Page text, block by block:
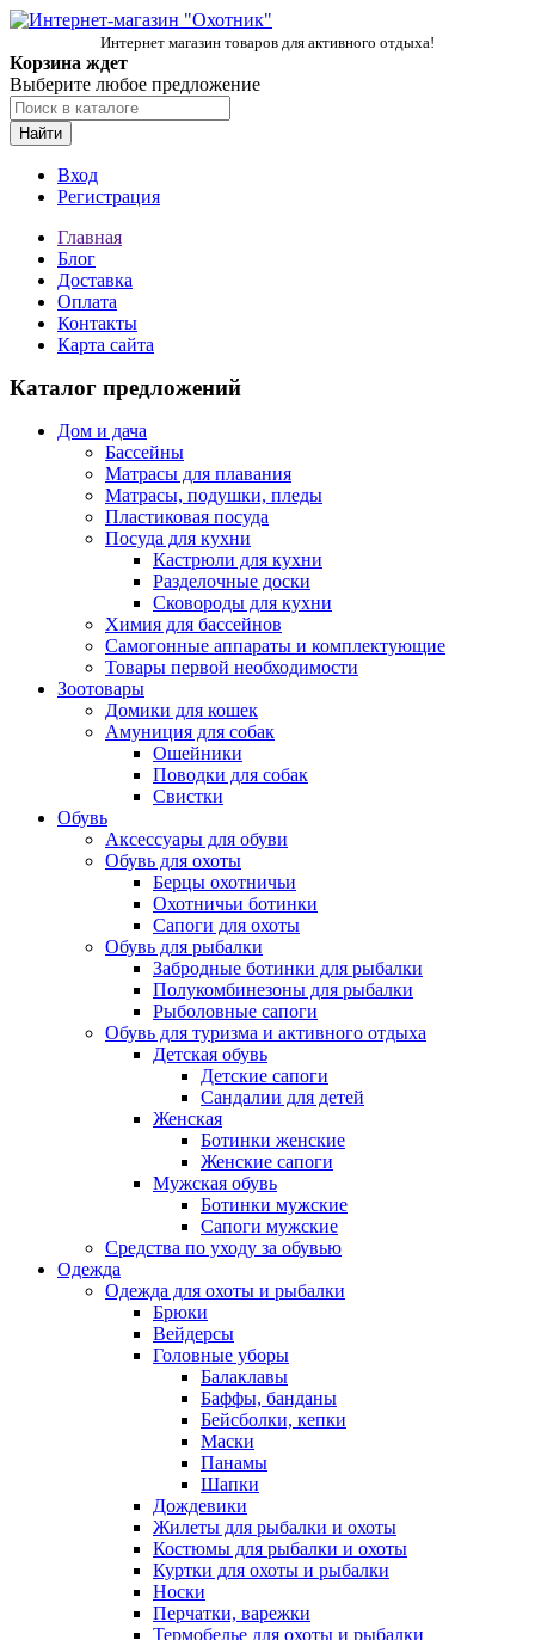
Интернет магазин товаров для активного отдыха!
Корзина ждет
Выберите любое предложение
Найти
Вход
Регистрация
Главная
Блог
Доставка
Оплата
Контакты
Карта сайта
Каталог предложений
Дом и дача
Бассейны
Матрасы для плавания
Матрасы, подушки, пледы
Пластиковая посуда
Посуда для кухни
Кастрюли для кухни
Разделочные доски
Сковороды для кухни
Химия для бассейнов
Самогонные аппараты и комплектующие
Товары первой необходимости
Зоотовары
Домики для кошек
Амуниция для собак
Ошейники
Поводки для собак
Свистки
Обувь
Аксессуары для обуви
Обувь для охоты
Берцы охотничьи
Охотничьи ботинки
Сапоги для охоты
Обувь для рыбалки
Забродные ботинки для рыбалки
Полукомбинезоны для рыбалки
Рыболовные сапоги
Обувь для туризма и активного отдыха
Детская обувь
Детские сапоги
Сандалии для детей
Женская
Ботинки женские
Женские сапоги
Мужская обувь
Ботинки мужские
Сапоги мужские
Средства по уходу за обувью
Одежда
Одежда для охоты и рыбалки
Брюки
Вейдерсы
Головные уборы
Балаклавы
Баффы, банданы
Бейсболки, кепки
Маски
Панамы
Шапки
Дождевики
Жилеты для рыбалки и охоты
Костюмы для рыбалки и охоты
Куртки для охоты и рыбалки
Носки
Перчатки, варежки
Термобелье для охоты и рыбалки